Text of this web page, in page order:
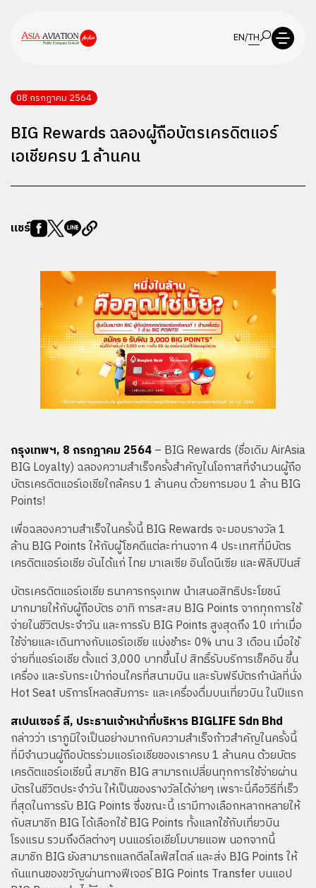
EN/TH
08 กรกฎาคม 2564
BIG Rewards ฉลองผู้ถือบัตรเครดิตแอร์
เอเชียครบ 1 ล้านคน
แชร์
กรุงเทพฯ, 8 กรกฎาคม 2564– BIG Rewards (ชื่อเดิม AirAsia
BIG Loyalty) ฉลองความสำเร็จครั้งสำคัญในโอกาสที่จำนวนผู้ถือ
บัตรเครดิตแอร์เอเชียใกล้ครบ 1 ล้านคน ด้วยการมอบ 1 ล้าน BIG
Points!
เพื่อฉลองความสำเร็จในครั้งนี้ BIG Rewards จะมอบรางวัล 1
ล้าน BIG Points ให้กับผู้โชคดีแต่ละท่านจาก 4 ประเทศที่มีบัตร
เครดิตแอร์เอเชีย อันได้แก่ ไทย มาเลเซีย อินโดนีเซีย และฟิลิปปินส์
บัตรเครดิตแอร์เอเชีย ธนาคารกรุงเทพ นำเสนอสิทธิประโยชน์
มากมายให้กับผู้ถือบัตร อาทิ การสะสม BIG Points จากทุกการใช้
จ่ายในชีวิตประจำวัน และการรับ BIG Points สูงสุดถึง 10 เท่าเมื่อ
ใช้จ่ายและเดินทางกับแอร์เอเชีย แบ่งชำระ 0% นาน 3 เดือน เมื่อใช้
จ่ายที่แอร์เอเชีย ตั้งแต่ 3,000 บาทขึ้นไป สิทธิ์รับบริการเช็คอิน ขึ้น
เครื่อง และรับกระเป๋าก่อนใครที่สนามบิน และรับฟรีบัตรกำนัลที่นั่ง
Hot Seat บริการโหลดสัมภาระ และเครื่องดื่มบนเที่ยวบิน ในปีแรก
สเปนเซอร์ ลี, ประธานเจ้าหน้าที่บริหาร BIGLIFE Sdn Bhd
กล่าวว่า เราภูมิใจเป็นอย่างมากกับความสำเร็จก้าวสำคัญในครั้งนี้
ที่มีจำนวนผู้ถือบัตรร่วมแอร์เอเชียของเราครบ 1 ล้านคน ด้วยบัตร
เครดิตแอร์เอเชียนี้ สมาชิก BIG สามารถเปลี่ยนทุกการใช้จ่ายผ่าน
บัตรในชีวิตประจำวัน ให้เป็นของรางวัลได้ง่ายๆ เพราะนี่คือวิธีที่เร็ว
ที่สุดในการรับ BIG Points ซึ่งขณะนี้ เรามีทางเลือกหลากหลายให้
กับสมาชิก BIG ได้เลือกใช้ BIG Points ทั้งแลกใช้กับเที่ยวบิน
โรงแรม รวมถึงดีลต่างๆ บนแอร์เอเชียโมบายแอพ นอกจากนี้
สมาชิก BIG ยังสามารถแลกดีลไลฟ์สไตล์ และส่ง BIG Points ให้
กันแทนของขวัญผ่านทางฟีเจอร์ BIG Points Transfer บนแอป